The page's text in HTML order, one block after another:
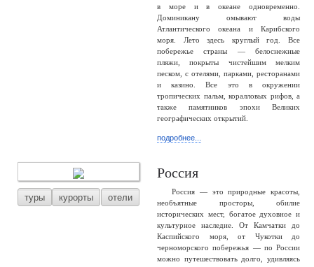
в море и в океане одновременно.
Доминикану омывают воды
Атлантического океана и Карибского
моря. Лето здесь круглый год. Все
побережье страны — белоснежные
пляжи, покрыты чистейшим мелким
песком, с отелями, парками, ресторанами
и казино. Все это в окружении
тропических пальм, коралловых рифов, а
также памятников эпохи Великих
географических открытий.
подробнее...
туры курорты отели
Россия
Россия — это природные красоты,
необъятные просторы, обилие
исторических мест, богатое духовное и
культурное наследие. От Камчатки до
Каспийского моря, от Чукотки до
черноморского побережья — по России
можно путешествовать долго, удивляясь